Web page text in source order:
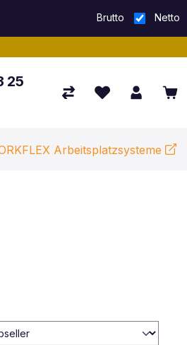
Brutto Netto
25
Arbeitsplatzsysteme